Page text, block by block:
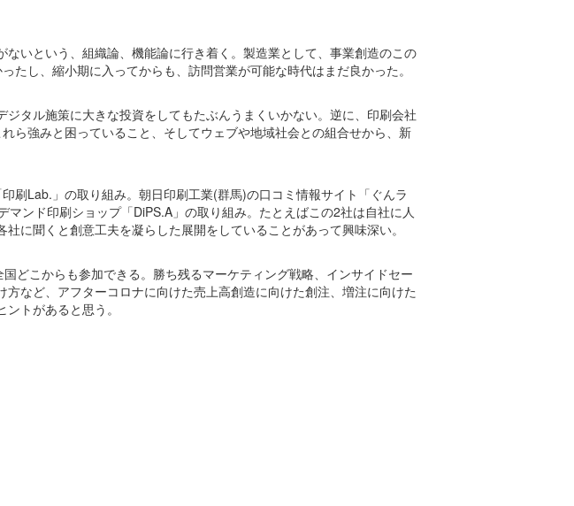
いという、組織論、機能論に行き着く。製造業として、事業創造のこの
し、縮小期に入ってからも、訪問営業が可能な時代はまだ良かった。
タル施策に大きな投資をしてもたぶんうまくいかない。逆に、印刷会社
ら強みと困っていること、そしてウェブや地域社会との組合せから、新
刷Lab.」の取り組み。朝日印刷工業(群馬)の口コミ情報サイト「ぐんラ
ンド印刷ショップ「DiPS.A」の取り組み。たとえばこの2社は自社に人
に聞くと創意工夫を凝らした展開をしていることがあって興味深い。
どこからも参加できる。勝ち残るマーケティング戦略、インサイドセー
など、アフターコロナに向けた売上高創造に向けた創注、増注に向けた
トがあると思う。